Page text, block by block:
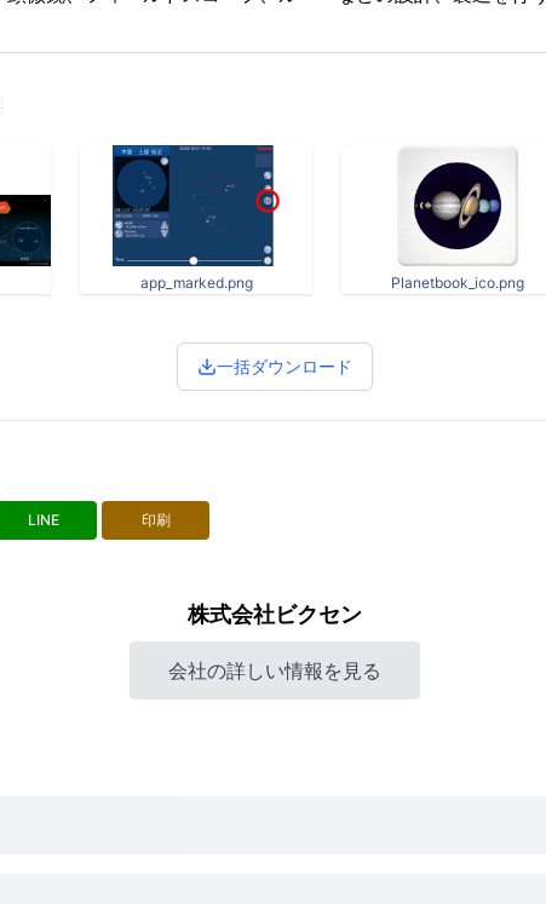
app_marked.png Planetbook_ico.png
一括ダウンロード
LINE 印刷
株式会社ビクセン
会社の詳しい情報を見る